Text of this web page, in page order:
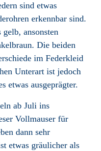
sind etwas
erkennbar sind.
ansonsten
Die beiden
im Federkleid
Unterart ist jedoch
etwas ausgeprägter.
ab Juli ins
Vollmauser für
dann sehr
etwas gräulicher als